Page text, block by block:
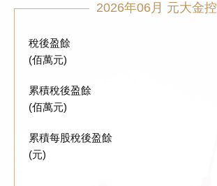
2026年06月 元大金控
稅後盈餘
(佰萬元)
累積稅後盈餘
(佰萬元)
累積每股稅後盈餘
(元)